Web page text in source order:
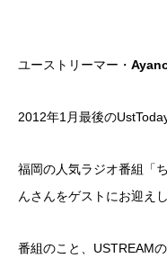
ユーストリーマー・
2012年1月最後の
福岡の人気ラジオ番組「
んさんをゲストにお迎えし
番組のこと、USTREAM